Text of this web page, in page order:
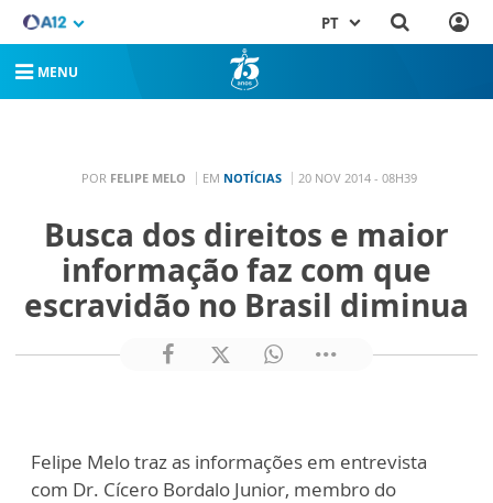
PT
MENU
POR FELIPE MELO EM NOTÍCIAS 20 NOV 2014 - 08H39
Busca dos direitos e maior
informação faz com que
escravidão no Brasil diminua
Felipe Melo traz as informações em entrevista
com Dr. Cícero Bordalo Junior, membro do